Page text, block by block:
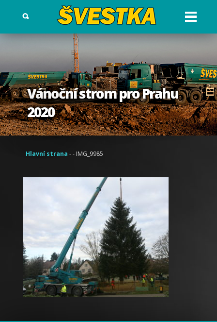
Otev?
ít
menu
Vánoční strom pro Prahu
2020
Hlavní strana - - IMG_9985